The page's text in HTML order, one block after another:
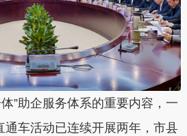
”助企服务体系的重要内容，一
通车活动已连续开展两年，市县